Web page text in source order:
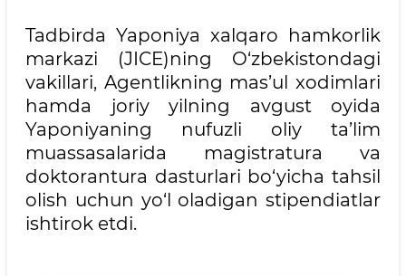
Tadbirda Yaponiya xalqaro hamkorlik
markazi (JICE)ning O‘zbekistondagi
vakillari, Agentlikning mas’ul xodimlari
hamda joriy yilning avgust oyida
Yaponiyaning nufuzli oliy ta’lim
muassasalarida magistratura va
doktorantura dasturlari bo‘yicha tahsil
olish uchun yo‘l oladigan stipendiatlar
ishtirok etdi.